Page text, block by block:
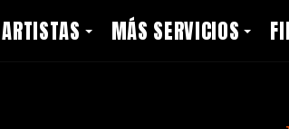
ARTISTAS MÁS SERVICIOS